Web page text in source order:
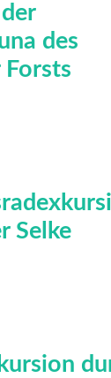
des
Forsts
Selke